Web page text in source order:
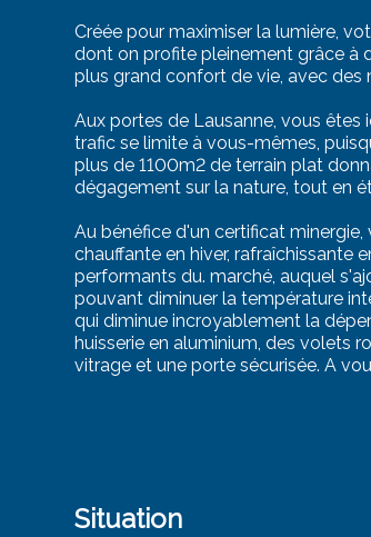
Créée pour maximiser la lumière,
dont on profite pleinement grâce à
plus grand confort de vie, avec des
Aux portes de Lausanne, vous êtes
trafic se limite à vous-mêmes,
plus de 1100m2 de terrain plat
dégagement sur la nature, tout en
Au bénéfice d'un certificat
chauffante en hiver, rafraîchissante
performants du. marché, auquel
pouvant diminuer la température
qui diminue incroyablement la
huisserie en aluminium, des volets
vitrage et une porte sécurisée. A
Situation